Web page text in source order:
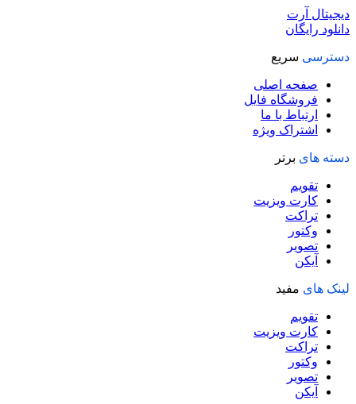
دیجیتال آرت
دانلود رایگان
دسترسی سریع
صفحه اصلی
فروشگاه فایل
ارتباط با ما
اشتراک ویژه
دسته های برتر
تقویم
کارت ویزیت
تراکت
وکتور
تصویر
آیکن
لینک های مفید
تقویم
کارت ویزیت
تراکت
وکتور
تصویر
آیکن